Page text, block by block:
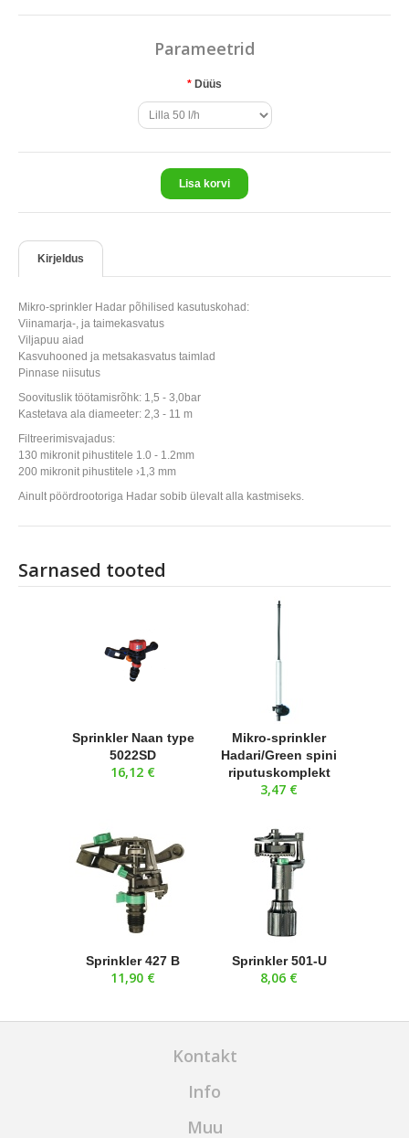
Parameetrid
* Düüs
Lisa korvi
Kirjeldus
Mikro-sprinkler Hadar põhilised kasutuskohad:
Viinamarja-, ja taimekasvatus
Viljapuu aiad
Kasvuhooned ja metsakasvatus taimlad
Pinnase niisutus
Soovituslik töötamisrõhk: 1,5 - 3,0bar
Kastetava ala diameeter: 2,3 - 11 m
Filtreerimisvajadus:
130 mikronit pihustitele 1.0 - 1.2mm
200 mikronit pihustitele ›1,3 mm
Ainult pöördrootoriga Hadar sobib ülevalt alla kastmiseks.
Sarnased tooted
Sprinkler Naan type
5022SD
16,12 €
Mikro-sprinkler
Hadari/Green spini
riputuskomplekt
3,47 €
Sprinkler 427 B
11,90 €
Sprinkler 501-U
8,06 €
Kontakt
Info
Muu